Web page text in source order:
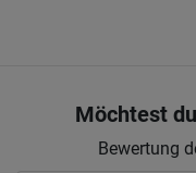
Möchtest
Bewertung